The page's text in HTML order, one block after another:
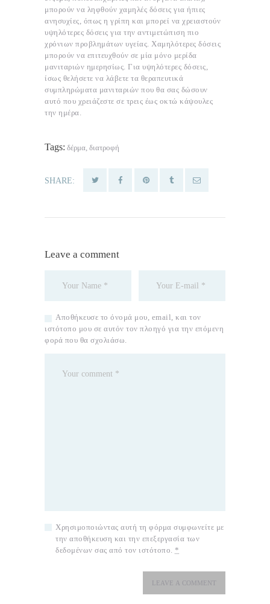
μπορούν να ληφθούν χαμηλές δόσεις για ήπιες
ανησυχίες, όπως η γρίπη και μπορεί να χρειαστούν
υψηλότερες δόσεις για την αντιμετώπιση πιο
χρόνιων προβλημάτων υγείας. Χαμηλότερες δόσεις
μπορούν να επιτευχθούν σε μία μόνο μερίδα
μανιταριών ημερησίως. Για υψηλότερες δόσεις,
ίσως θελήσετε να λάβετε τα θεραπευτικά
συμπληρώματα μανιταριών που θα σας δώσουν
αυτό που χρειάζεστε σε τρεις έως οκτώ κάψουλες
την ημέρα.
Tags: δέρμα διατροφή
SHARE:
Leave a comment
Αποθήκευσε το όνομά μου, email, και τον
ιστότοπο μου σε αυτόν τον πλοηγό για την επόμενη
φορά που θα σχολιάσω.
Χρησιμοποιώντας αυτή τη φόρμα συμφωνείτε με
την αποθήκευση και την επεξεργασία των
δεδομένων σας από τον ιστότοπο. *